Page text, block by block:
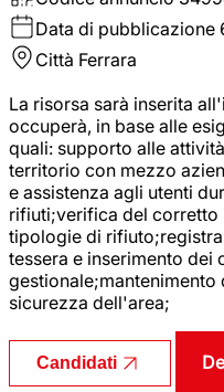
Data di pubblicazione
Città Ferrara
La risorsa sarà inserita
occuperà, in base alle
quali: supporto alle
territorio con mezzo
e assistenza agli utenti
rifiuti;verifica del corretto
tipologie di
tessera e inserimento dei
sicurezza dell'area;
Candidati